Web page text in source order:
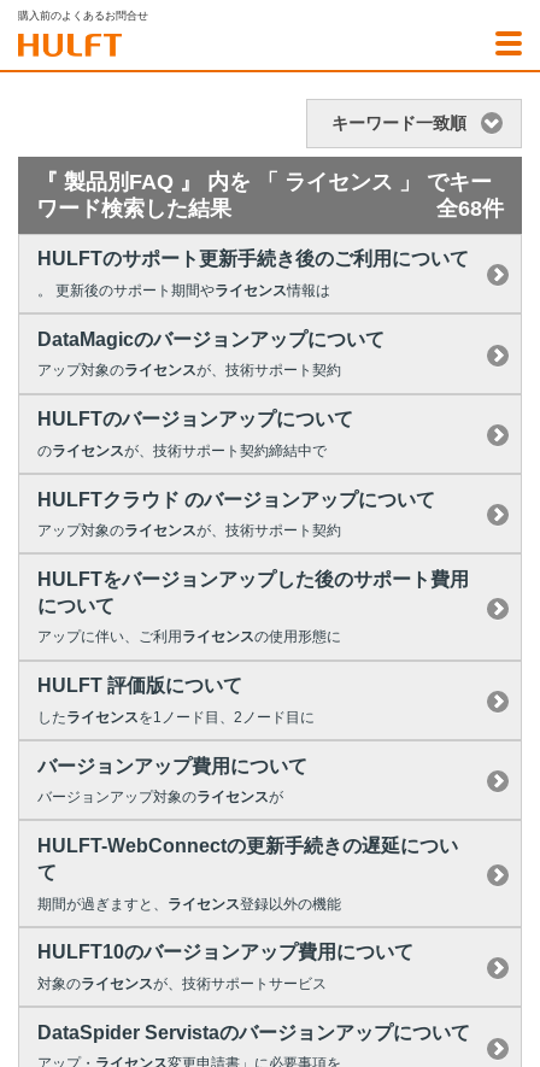
購入前のよくあるお問合せ
キーワード一致順
『 製品別FAQ 』 内を 「 ライセンス 」 でキー
ワード検索した結果
全68件
HULFTのサポート更新手続き後のご利用について
。 更新後のサポート期間やライセンス情報は
DataMagicのバージョンアップについて
アップ対象のライセンスが、技術サポート契約
HULFTのバージョンアップについて
のライセンスが、技術サポート契約締結中で
HULFTクラウド のバージョンアップについて
アップ対象のライセンスが、技術サポート契約
HULFTをバージョンアップした後のサポート費用
について
アップに伴い、ご利用 ライセンスの使用形態に
HULFT 評価版について
したライセンスを1ノード目、2ノード目に
バージョンアップ費用について
バージョンアップ対象のライセンスが
HULFT-WebConnectの更新手続きの遅延につい
て
期間が過ぎますと、 ライセンス登録以外の機能
HULFT10のバージョンアップ費用について
対象のライセンスが、技術サポートサービス
DataSpider Servistaのバージョンアップについて